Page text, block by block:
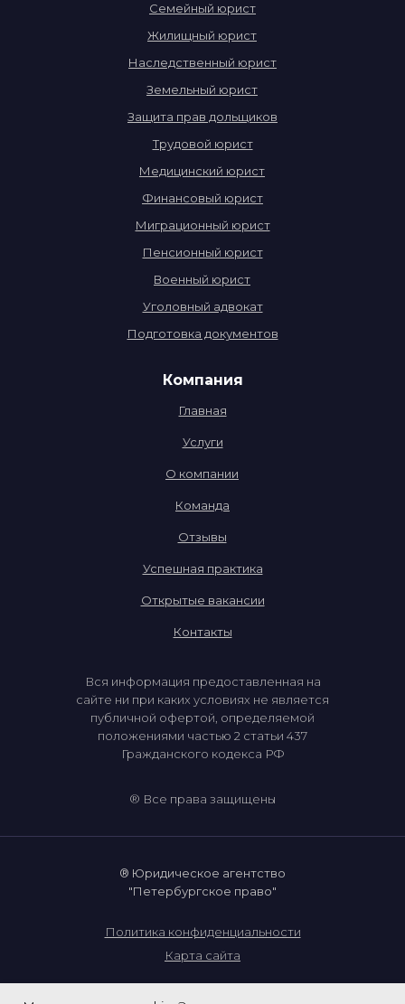
Компания
Главная
Услуги
О компании
Команда
Отзывы
Семейный юрист
Жилищный юрист
® Юридическое агентство
"Петербургское право"
Карта сайта
Политика конфиденциальности
Наследственный юрист
Земельный юрист
Защита прав дольщиков
Трудовой юрист
Успешная практика
Открытые вакансии
Контакты
Вся информация предоставленная на
сайте ни при каких условиях не является
публичной офертой, определяемой
положениями частью 2 статьи 437
Гражданского кодекса РФ
Медицинский юрист
Финансовый юрист
Пенсионный юрист
Военный юрист
Миграционный юрист
Уголовный адвокат
Подготовка документов
® Все права защищены